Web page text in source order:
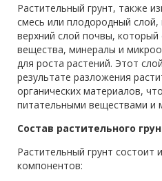
Растительный грунт, также
смесь или плодородный слой,
верхний слой почвы, который
вещества, минералы и
для роста растений. Этот
результате разложения
органических материалов,
питательными веществами и
Состав растительного
Растительный грунт состоит
компонентов: